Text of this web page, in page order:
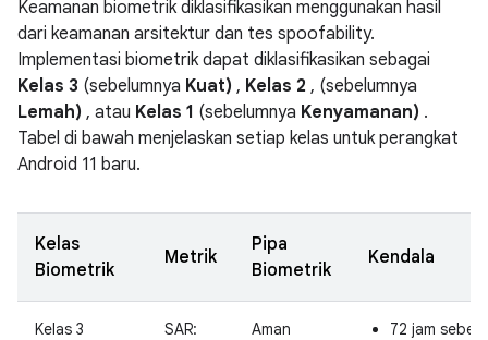
Keamanan biometrik diklasifikasikan menggunakan hasil
dari keamanan arsitektur dan tes spoofability.
Implementasi biometrik dapat diklasifikasikan sebagai
Kelas 3 (sebelumnya Kuat) , Kelas 2 , (sebelumnya
Lemah) , atau Kelas 1 (sebelumnya Kenyamanan) .
Tabel di bawah menjelaskan setiap kelas untuk perangkat
Android 11 baru.
Kelas
Biometrik
Metrik
Pipa
Biometrik
Kendala
Kelas 3
SAR:
Aman
72 jam